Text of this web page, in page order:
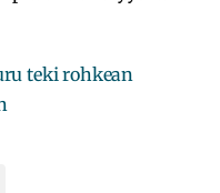
teki rohkean